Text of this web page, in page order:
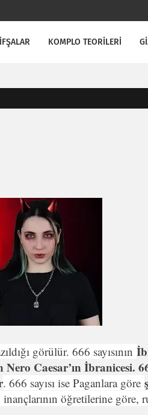
KOMPLO TEORİLERİ
görülür. 666 sayısının
Caesar’ın İbranicesi.
. 666 sayısı ise Paganlara göre
öğretilerine göre,